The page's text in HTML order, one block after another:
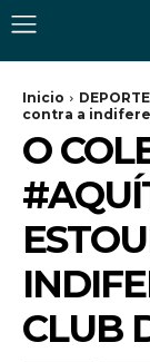
Inicio
contra a
O
CLUB